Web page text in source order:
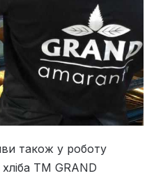
також у роботу
ТМ GRAND